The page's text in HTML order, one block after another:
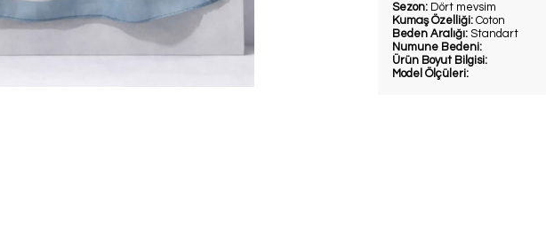
Sezon: Dört mevsim
Kumaş Özelliği: Coton
Beden Aralığı: Standart
Numune Bedeni:
Ürün Boyut Bilgisi:
Model Ölçüleri: